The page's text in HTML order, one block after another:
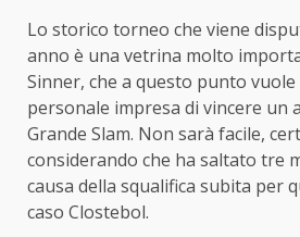
Lo storico torneo che viene
anno è una vetrina molto
Sinner, che a questo punto
personale impresa di vincere un
Grande Slam. Non sarà facile,
considerando che ha saltato tre
causa della squalifica subita per
caso Clostebol.